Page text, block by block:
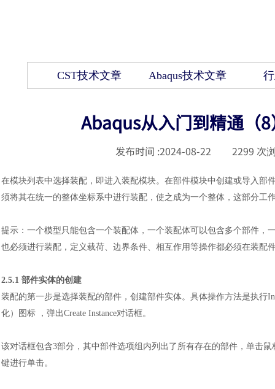
CST技术文章 Abaqus技术文章
Abaqus从入门到精通（
发布时间 :2024-08-22 2299 次
在模块列表中选择装配，即进入装配模块。在部件模块中创建或导入
须将其在统一的整体坐标系中进行装配，使之成为一个整体，这部分工
提示：一个模型只能包含一个装配体，一个装配体可以包含多个部件
也必须进行装配，定义载荷、边界条件、相互作用等操作都必须在装配
2.5.1 部件实体的创建
装配的第一步是选择装配的部件，创建部件实体。具体操作方法是执行
化）图标 ，弹出Create Instance对话框。
该对话框包含3部分，其中部件选项组内列出了所有存在的部件，单击
键进行单击。